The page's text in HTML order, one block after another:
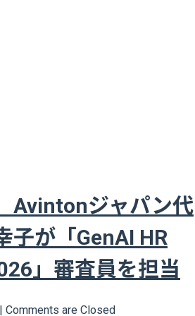
Avintonジャパン代
子が「GenAI HR
」審査員を担当
Comments are Closed